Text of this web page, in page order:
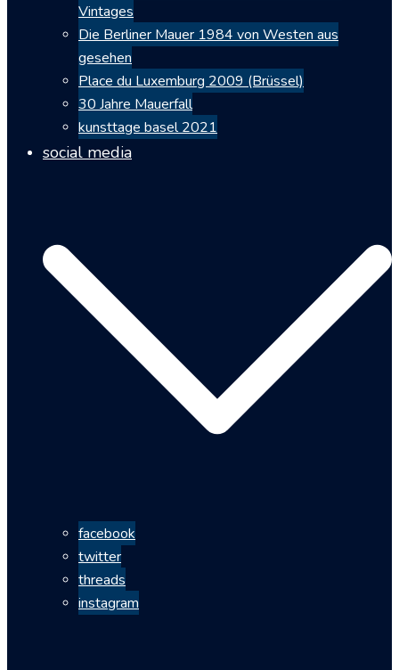
Vintages
Die Berliner Mauer 1984 von Westen aus
gesehen
Place du Luxemburg 2009 (Brüssel)
30 Jahre Mauerfall
kunsttage basel 2021
social media
facebook
twitter
threads
instagram